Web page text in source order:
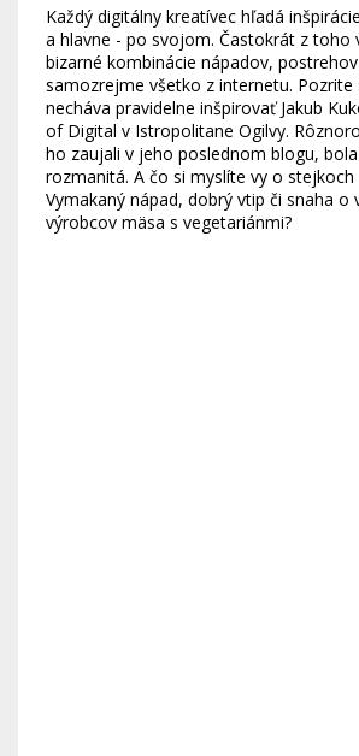
Každý digitálny kreatívec hľadá
a hlavne - po svojom. Častokrát z toho
bizarné kombinácie nápadov,
samozrejme všetko z internetu. Pozrite
necháva pravidelne inšpirovať Jakub
of Digital v Istropolitane Ogilvy.
ho zaujali v jeho poslednom blogu,
rozmanitá. A čo si myslíte vy o stejkoch
Vymakaný nápad, dobrý vtip či snaha o
výrobcov mäsa s vegetariánmi?